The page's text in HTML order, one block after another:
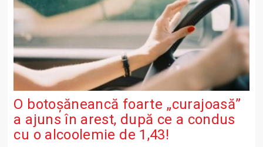
O botoșăneancă foarte „curajoasă”
a ajuns în arest, după ce a condus
cu o alcoolemie de 1,43!